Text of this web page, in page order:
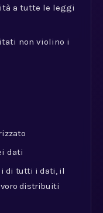
a tutte le leggi
non violino i
dati
di tutti i dati, il
distribuiti